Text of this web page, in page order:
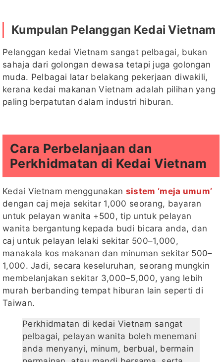
Kumpulan Pelanggan Kedai Vietnam
Pelanggan kedai Vietnam sangat pelbagai, bukan
sahaja dari golongan dewasa tetapi juga golongan
muda. Pelbagai latar belakang pekerjaan diwakili,
kerana kedai makanan Vietnam adalah pilihan yang
paling berpatutan dalam industri hiburan.
Cara Perbelanjaan dan
Perkhidmatan di Kedai Vietnam
Kedai Vietnam menggunakan sistem ‘meja umum’
dengan caj meja sekitar 1,000 seorang, bayaran
untuk pelayan wanita +500, tip untuk pelayan
wanita bergantung kepada budi bicara anda, dan
caj untuk pelayan lelaki sekitar 500–1,000,
manakala kos makanan dan minuman sekitar 500–
1,000. Jadi, secara keseluruhan, seorang mungkin
membelanjakan sekitar 3,000–5,000, yang lebih
murah berbanding tempat hiburan lain seperti di
Taiwan.
Perkhidmatan di kedai Vietnam sangat
pelbagai, pelayan wanita boleh menemani
anda menyanyi, minum, berbual, bermain